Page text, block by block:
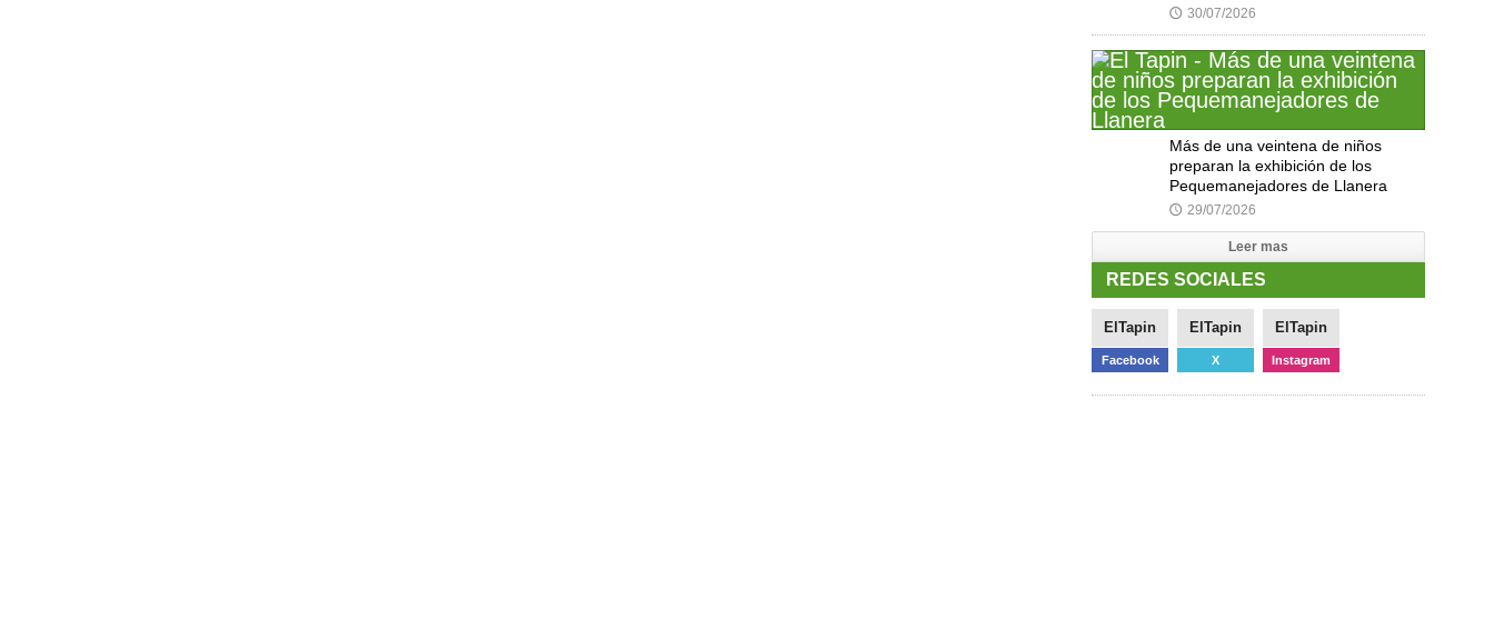
🕔 30/07/2026
Más de una veintena de niños
preparan la exhibición de los
Pequemanejadores de Llanera
🕔 29/07/2026
Leer mas
REDES SOCIALES
ElTapin
Facebook
ElTapin
X
ElTapin
Instagram